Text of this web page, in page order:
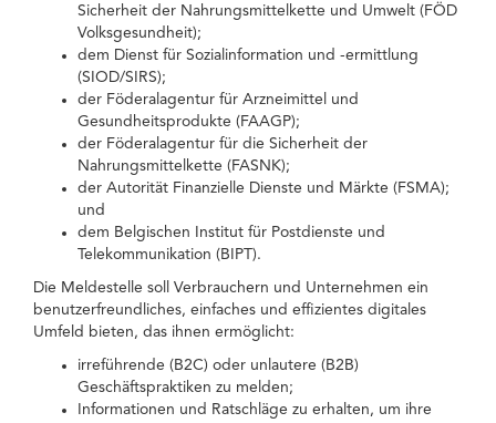
Sicherheit der Nahrungsmittelkette und Umwelt (FÖD
Volksgesundheit);
dem Dienst für Sozialinformation und -ermittlung
(SIOD/SIRS);
der Föderalagentur für Arzneimittel und
Gesundheitsprodukte (FAAGP);
der Föderalagentur für die Sicherheit der
Nahrungsmittelkette (FASNK);
der Autorität Finanzielle Dienste und Märkte (FSMA);
und
dem Belgischen Institut für Postdienste und
Telekommunikation (BIPT).
Die Meldestelle soll Verbrauchern und Unternehmen ein
benutzerfreundliches, einfaches und effizientes digitales
Umfeld bieten, das ihnen ermöglicht:
irreführende (B2C) oder unlautere (B2B)
Geschäftspraktiken zu melden;
Informationen und Ratschläge zu erhalten, um ihre